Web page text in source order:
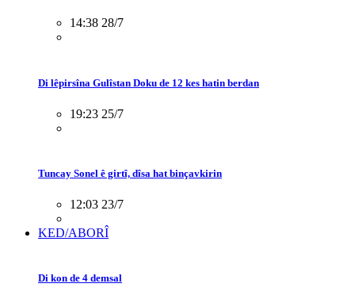
14:38 28/7
Di lêpirsîna Gulîstan Doku de 12 kes hatin berdan
19:23 25/7
Tuncay Sonel ê girtî, dîsa hat binçavkirin
12:03 23/7
KED/ABORÎ
Di kon de 4 demsal